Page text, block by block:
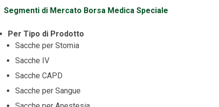
Segmenti di Mercato Borsa Medica Speciale
Per Tipo di Prodotto
Sacche per Stomia
Sacche IV
Sacche CAPD
Sacche per Sangue